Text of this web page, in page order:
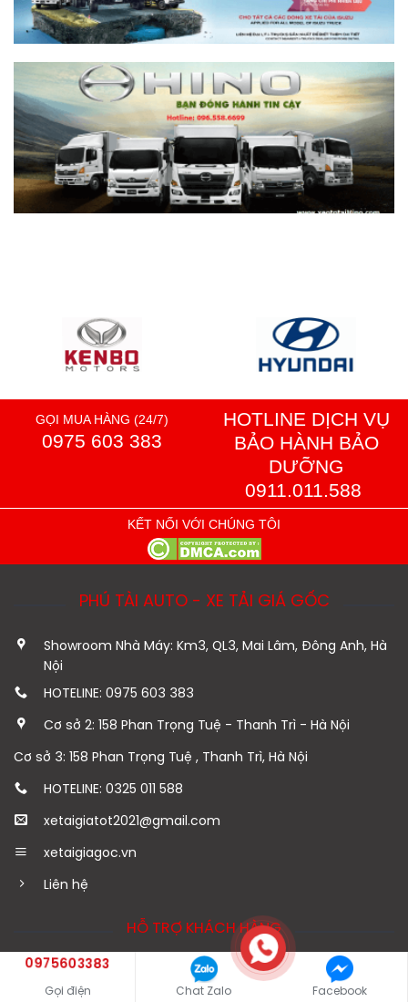
GỌI MUA HÀNG (24/7)
0975 603 383
HOTLINE DỊCH VỤ
BẢO HÀNH BẢO
DƯỠNG
0911.011.588
KẾT NỐI VỚI CHÚNG TÔI
PHÚ TÀI AUTO - XE TẢI GIÁ GỐC
Showroom Nhà Máy: Km3, QL3, Mai Lâm, Đông Anh, Hà
Nội
HOTELINE: 0975 603 383
Cơ sở 2: 158 Phan Trọng Tuệ - Thanh Trì - Hà Nội
Cơ sở 3: 158 Phan Trọng Tuệ , Thanh Trì, Hà Nội
HOTELINE: 0325 011 588
xetaigiatot2021@gmail.com
xetaigiagoc.vn
Liên hệ
HỖ TRỢ KHÁCH HÀNG
Chính sách mua hàng
Chính sách đổi trả hàng
0975603383
Gọi điện Chat Zalo Facebook